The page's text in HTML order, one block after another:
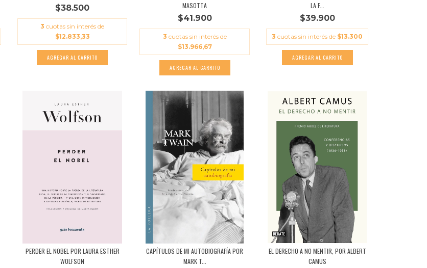
$38.500
3 cuotas sin interés de
$12.833,33
MASOTTA
$41.900
3 cuotas sin interés de
$13.966,67
LA F...
$39.900
3 cuotas sin interés de $13.300
PERDER EL NOBEL POR LAURA ESTHER
WOLFSON
CAPÍTULOS DE MI AUTOBIOGRAFÍA POR
MARK T...
EL DERECHO A NO MENTIR, POR ALBERT
CAMUS